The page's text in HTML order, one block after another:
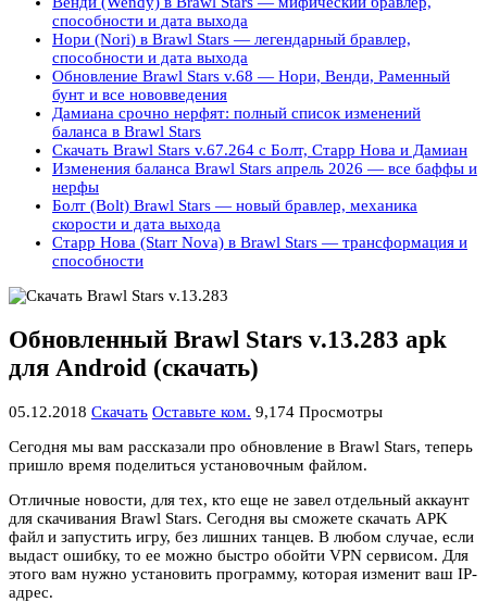
способности и дата выхода
Нори (Nori) в Brawl Stars — легендарный бравлер,
способности и дата выхода
Обновление Brawl Stars v.68 — Нори, Венди, Раменный
бунт и все нововведения
Дамиана срочно нерфят: полный список изменений
баланса в Brawl Stars
Скачать Brawl Stars v.67.264 с Болт, Старр Нова и Дамиан
Изменения баланса Brawl Stars апрель 2026 — все баффы и
нерфы
Болт (Bolt) Brawl Stars — новый бравлер, механика
скорости и дата выхода
Старр Нова (Starr Nova) в Brawl Stars — трансформация и
способности
Обновленный Brawl Stars v.13.283 apk
для Android (скачать)
05.12.2018 Скачать Оставьте ком. 9,174 Просмотры
Сегодня мы вам рассказали про обновление в Brawl Stars, теперь
пришло время поделиться установочным файлом.
Отличные новости, для тех, кто еще не завел отдельный аккаунт
для скачивания Brawl Stars. Сегодня вы сможете скачать APK
файл и запустить игру, без лишних танцев. В любом случае, если
выдаст ошибку, то ее можно быстро обойти VPN сервисом. Для
этого вам нужно установить программу, которая изменит ваш IP-
адрес.